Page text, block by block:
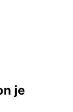
je